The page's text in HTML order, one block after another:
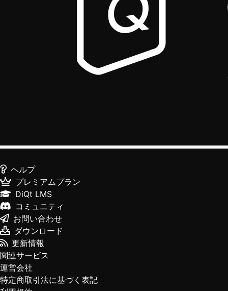
ヘルプ
プレミアムプラン
DiQt LMS
コミュニティ
お問い合わせ
ダウンロード
更新情報
関連サービス
運営会社
特定商取引法に基づく表記